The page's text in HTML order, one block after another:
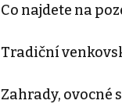
Co najdete na
Tradiční
Zahrady, ovocné